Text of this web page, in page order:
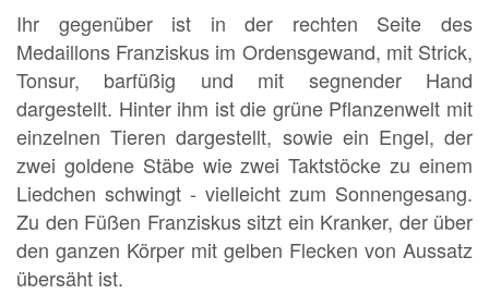
Ihr gegenüber ist in der rechten Seite des
Medaillons Franziskus im Ordensgewand, mit Strick,
Tonsur, barfüßig und mit segnender Hand
dargestellt. Hinter ihm ist die grüne Pflanzenwelt mit
einzelnen Tieren dargestellt, sowie ein Engel, der
zwei goldene Stäbe wie zwei Taktstöcke zu einem
Liedchen schwingt - vielleicht zum Sonnengesang.
Zu den Füßen Franziskus sitzt ein Kranker, der über
den ganzen Körper mit gelben Flecken von Aussatz
übersäht ist.